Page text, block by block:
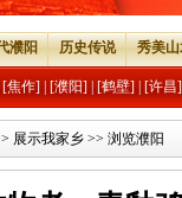
濮阳 历史传说 秀美
[焦作] [濮阳] [鹤壁] [许昌]
展示我家乡 >> 浏览濮阳